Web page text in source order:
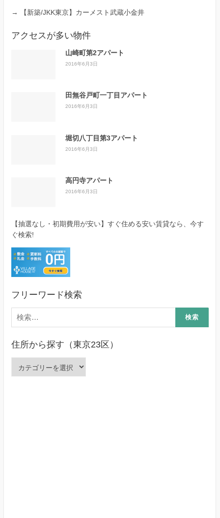
→ 【新築/JKK東京】カーメスト武蔵小金井
アクセスが多い物件
山崎町第2アパート
2016年6月3日
田無谷戸町一丁目アパート
2016年6月3日
堀切八丁目第3アパート
2016年6月3日
高円寺アパート
2016年6月3日
【抽選なし・初期費用が安い】すぐ住める安い賃貸なら、今す
ぐ検索!
フリーワード検索
検
索:
住所から探す（東京23区）